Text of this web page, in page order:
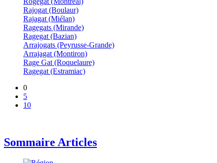
Rajogat (Boulaur)
Rajagat (Miélan)
Ragegats (Mirande)
Ragegat (Bazian)
Arrajogats (Peyrusse-Grande)
Arrajagat (Montiron)
Rage Gat (Roquelaure)
Ragegat (Estramiac)
0
5
10
Sommaire Articles